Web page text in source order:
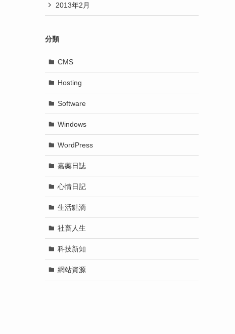
2013年2月
分類
CMS
Hosting
Software
Windows
WordPress
嘉藥日誌
心情日記
生活點滴
社畜人生
科技新知
網站資源